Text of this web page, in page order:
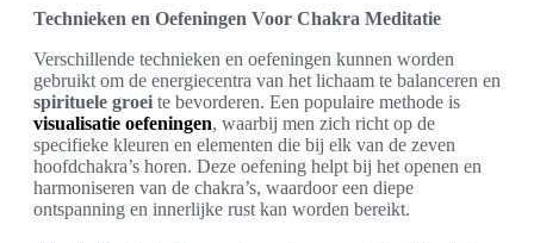
Technieken en Oefeningen Voor Chakra Meditatie
Verschillende technieken en oefeningen kunnen worden
gebruikt om de energiecentra van het lichaam te balanceren en
spirituele groei te bevorderen. Een populaire methode is
visualisatie oefeningen, waarbij men zich richt op de
specifieke kleuren en elementen die bij elk van de zeven
hoofdchakra’s horen. Deze oefening helpt bij het openen en
harmoniseren van de chakra’s, waardoor een diepe
ontspanning en innerlijke rust kan worden bereikt.